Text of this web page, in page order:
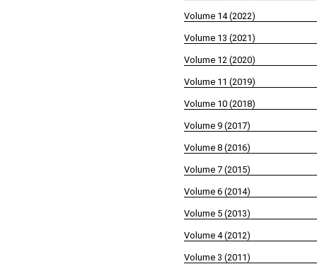
Volume 14 (2022)
Volume 13 (2021)
Volume 12 (2020)
Volume 11 (2019)
Volume 10 (2018)
Volume 9 (2017)
Volume 8 (2016)
Volume 7 (2015)
Volume 6 (2014)
Volume 5 (2013)
Volume 4 (2012)
Volume 3 (2011)